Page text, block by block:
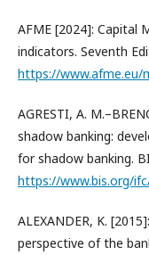
AFME [2024]: Capital
indicators. Seventh
https://www.afme.eu/
AGRESTI, A.
shadow banking:
for shadow banking.
https://www.bis.org/
ALEXANDER, K.
perspective of the